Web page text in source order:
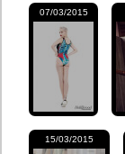
07/03/2015
15/03/2015